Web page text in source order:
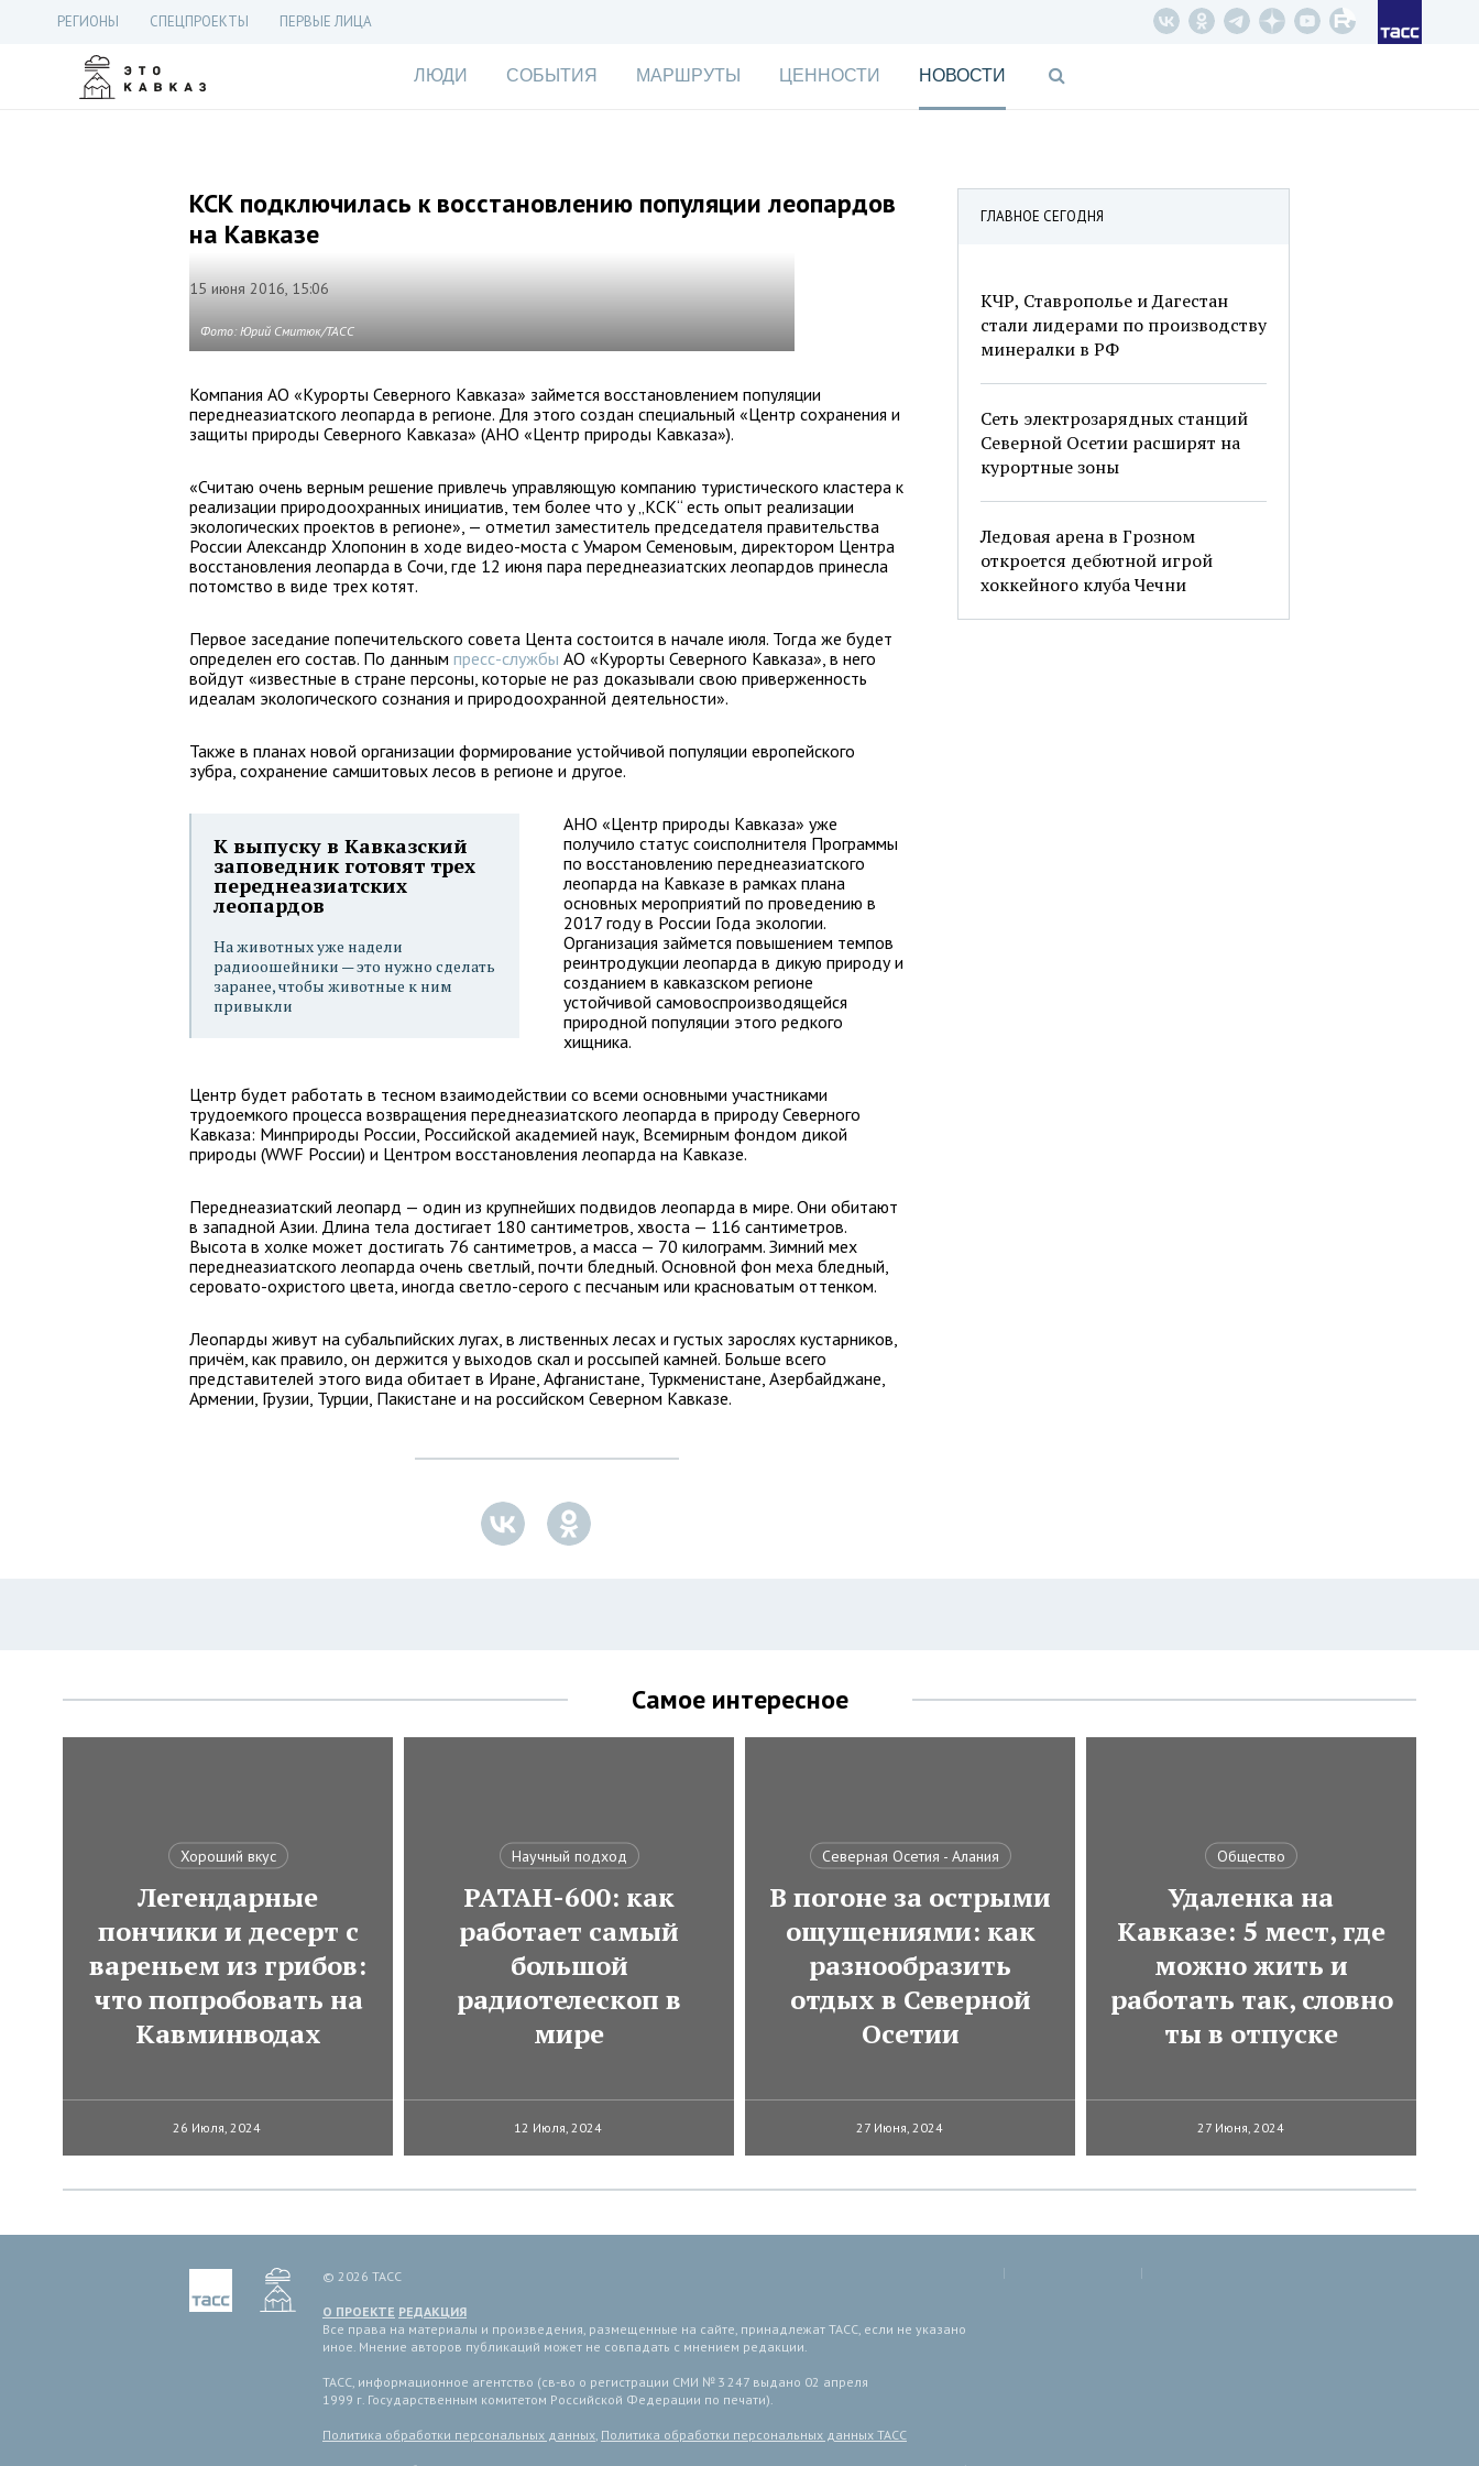
РЕГИОНЫ СПЕЦПРОЕКТЫ ПЕРВЫЕ ЛИЦА
ЛЮДИ СОБЫТИЯ МАРШРУТЫ ЦЕННОСТИ НОВОСТИ
ГЛАВНОЕ СЕГОДНЯ
КЧР, Ставрополье и Дагестан
стали лидерами по производству
минералки в РФ
Сеть электрозарядных станций
Северной Осетии расширят на
курортные зоны
Ледовая арена в Грозном
откроется дебютной игрой
хоккейного клуба Чечни
КСК подключилась к восстановлению популяции леопардов
на Кавказе
15 июня 2016, 15:06
Фото: Юрий Смитюк/ТАСС
Компания АО «Курорты Северного Кавказа» займется восстановлением популяции
переднеазиатского леопарда в регионе. Для этого создан специальный «Центр сохранения и
защиты природы Северного Кавказа» (АНО «Центр природы Кавказа»).
«Считаю очень верным решение привлечь управляющую компанию туристического кластера к
реализации природоохранных инициатив, тем более что у „КСК“ есть опыт реализации
экологических проектов в регионе», — отметил заместитель председателя правительства
России Александр Хлопонин в ходе видео-моста с Умаром Семеновым, директором Центра
восстановления леопарда в Сочи, где 12 июня пара переднеазиатских леопардов принесла
потомство в виде трех котят.
Первое заседание попечительского совета Цента состоится в начале июля. Тогда же будет
определен его состав. По данным пресс-службы АО «Курорты Северного Кавказа», в него
войдут «известные в стране персоны, которые не раз доказывали свою приверженность
идеалам экологического сознания и природоохранной деятельности».
Также в планах новой организации формирование устойчивой популяции европейского
зубра, сохранение самшитовых лесов в регионе и другое.
К выпуску в Кавказский
заповедник готовят трех
переднеазиатских
леопардов
На животных уже надели
радиоошейники — это нужно сделать
заранее, чтобы животные к ним
привыкли
АНО «Центр природы Кавказа» уже
получило статус соисполнителя Программы
по восстановлению переднеазиатского
леопарда на Кавказе в рамках плана
основных мероприятий по проведению в
2017 году в России Года экологии.
Организация займется повышением темпов
реинтродукции леопарда в дикую природу и
созданием в кавказском регионе
устойчивой самовоспроизводящейся
природной популяции этого редкого
хищника.
Центр будет работать в тесном взаимодействии со всеми основными участниками
трудоемкого процесса возвращения переднеазиатского леопарда в природу Северного
Кавказа: Минприроды России, Российской академией наук, Всемирным фондом дикой
природы (WWF России) и Центром восстановления леопарда на Кавказе.
Переднеазиатский леопард — один из крупнейших подвидов леопарда в мире. Они обитают
в западной Азии. Длина тела достигает 180 сантиметров, хвоста — 116 сантиметров.
Высота в холке может достигать 76 сантиметров, а масса — 70 килограмм. Зимний мех
переднеазиатского леопарда очень светлый, почти бледный. Основной фон меха бледный,
серовато-охристого цвета, иногда светло-серого с песчаным или красноватым оттенком.
Леопарды живут на субальпийских лугах, в лиственных лесах и густых зарослях кустарников,
причём, как правило, он держится у выходов скал и россыпей камней. Больше всего
представителей этого вида обитает в Иране, Афганистане, Туркменистане, Азербайджане,
Армении, Грузии, Турции, Пакистане и на российском Северном Кавказе.
Самое интересное
Хороший вкус
Легендарные
пончики и десерт с
вареньем из грибов:
что попробовать на
Кавминводах
26 Июля, 2024
Научный подход
РАТАН-600: как
работает самый
большой
радиотелескоп в
мире
12 Июля, 2024
Северная Осетия - Алания
В погоне за острыми
ощущениями: как
разнообразить
отдых в Северной
Осетии
27 Июня, 2024
Общество
Удаленка на
Кавказе: 5 мест, где
можно жить и
работать так, словно
ты в отпуске
27 Июня, 2024
© 2026 ТАСС
О ПРОЕКТЕ РЕДАКЦИЯ
Все права на материалы и произведения, размещенные на сайте, принадлежат ТАСС, если не указано
иное. Мнение авторов публикаций может не совпадать с мнением редакции.
ТАСС, информационное агентство (св-во о регистрации СМИ № 3 247 выдано 02 апреля
1999 г. Государственным комитетом Российской Федерации по печати).
Политика обработки персональных данных, Политика обработки персональных данных ТАСС